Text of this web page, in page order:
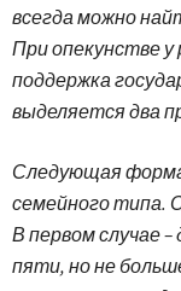
всегда можно
При опекунстве
поддержка
выделяется два
Следующая
семейного типа.
В первом случае
пяти, но не